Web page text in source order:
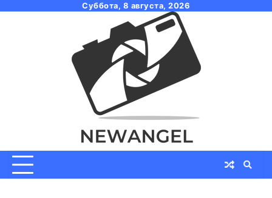
Суббота, 8 августа, 2026